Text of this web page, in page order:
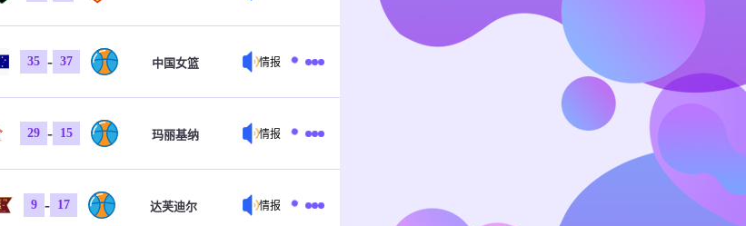
35 - 37 中国女篮 情报
29 - 15 玛丽基纳 情报
9 - 17 达芙迪尔 情报